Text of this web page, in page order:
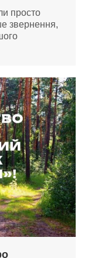
просто
звернення,